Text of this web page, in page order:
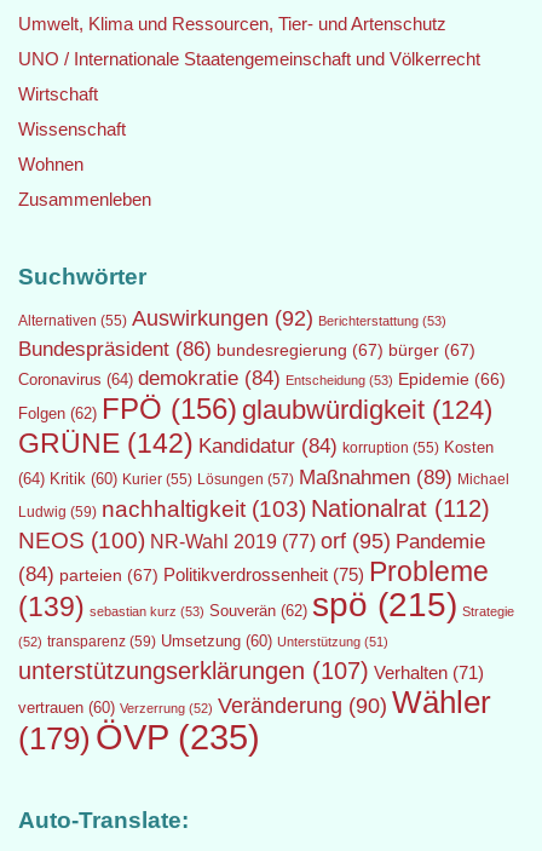
Umwelt, Klima und Ressourcen, Tier- und Artenschutz
UNO / Internationale Staatengemeinschaft und Völkerrecht
Wirtschaft
Wissenschaft
Wohnen
Zusammenleben
Suchwörter
Alternativen (55) Auswirkungen (92) Berichterstattung (53)
Bundespräsident (86) bundesregierung (67) bürger (67)
Coronavirus (64) demokratie (84) Entscheidung (53) Epidemie (66)
Folgen (62) FPÖ (156) glaubwürdigkeit (124)
GRÜNE (142) Kandidatur (84) korruption (55) Kosten
(64) Kritik (60) Kurier (55) Lösungen (57) Maßnahmen (89) Michael
Ludwig (59) nachhaltigkeit (103) Nationalrat (112)
NEOS (100) NR-Wahl 2019 (77) orf (95) Pandemie
(84) parteien (67) Politikverdrossenheit (75) Probleme
(139) sebastian kurz (53) Souverän (62) spö (215) Strategie
(52) transparenz (59) Umsetzung (60) Unterstützung (51)
unterstützungserklärungen (107) Verhalten (71)
vertrauen (60) Verzerrung (52) Veränderung (90) Wähler
(179) ÖVP (235)
Auto-Translate: